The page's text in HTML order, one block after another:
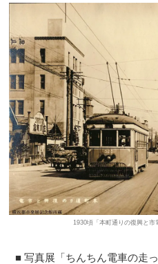
1930頃「本町通りの復興と
■ 写真展「ちんちん電車の走